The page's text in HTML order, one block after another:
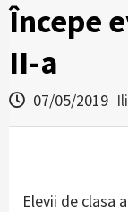
Începe
II-a
07/05/2019
Elevii de clasa